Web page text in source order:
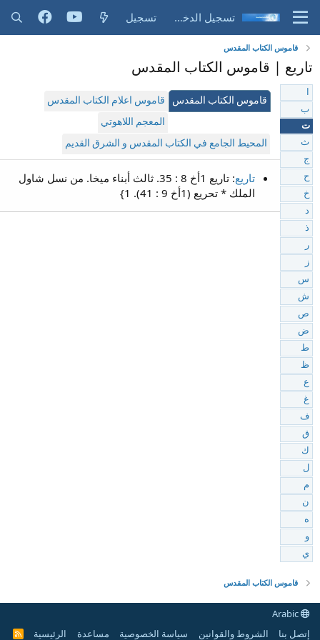
تسجيل الدخول تسجيل
قاموس الكتاب المقدس
تاريع | قاموس الكتاب المقدس
قاموس الكتاب المقدس
قاموس اعلام الكتاب المقدس
المعجم اللاهوتي
المحيط الجامع في الكتاب المقدس و الشرق القديم
تاريع
: تاريع 1أخ 8 : 35. ثالث أبناء ميخا. من نسل شاول
الملك * تحريع (1أخ 9 : 41). 1}
ب
ت
ث
ج
ح
خ
د
ذ
ر
ز
س
ش
ص
ض
ط
ظ
ع
غ
ف
ق
ك
ل
م
ن
ه
و
ي
قاموس الكتاب المقدس
إتصل بنا
الشروط والقوانين سياسة الخصوصية مساعدة الرئيسية
R